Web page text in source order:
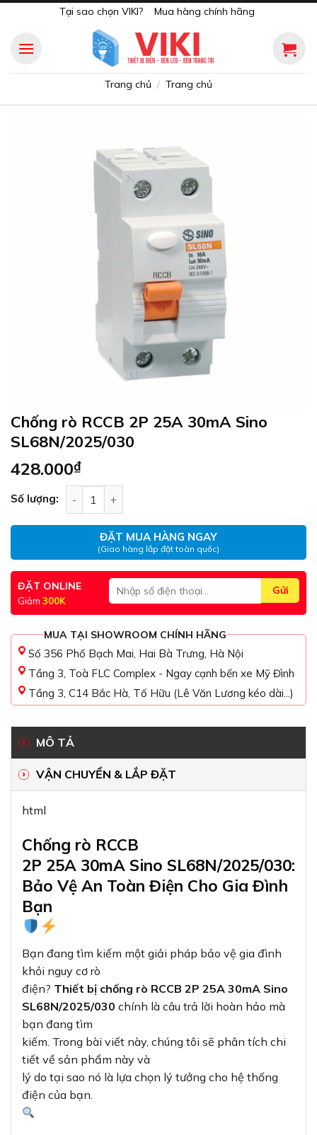
content
Tại sao chọn VIKI? Mua hàng chính hãng
Trang chủ / Trang chủ
Chống rò RCCB 2P 25A 30mA Sino
SL68N/2025/030
428.000₫
Số lượng:
ĐẶT MUA HÀNG NGAY
(Giao hàng lắp đặt toàn quốc)
ĐẶT ONLINE
Giảm 300K
MUA TẠI SHOWROOM CHÍNH HÃNG
Số 356 Phố Bạch Mai, Hai Bà Trưng, Hà Nội
Tầng 3, Toà FLC Complex - Ngay cạnh bến xe Mỹ Đình
Tầng 3, C14 Bắc Hà, Tố Hữu (Lê Văn Lương kéo dài...)
MÔ TẢ
VẬN CHUYỂN & LẮP ĐẶT
html
Chống rò RCCB
2P 25A 30mA Sino SL68N/2025/030:
Bảo Vệ An Toàn Điện Cho Gia Đình
Bạn
Bạn đang tìm kiếm một giải pháp bảo vệ gia đình
khỏi nguy cơ rò
điện? Thiết bị chống rò RCCB 2P 25A 30mA Sino
SL68N/2025/030 chính là câu trả lời hoàn hảo mà
bạn đang tìm
kiếm. Trong bài viết này, chúng tôi sẽ phân tích chi
tiết về sản phẩm này và
lý do tại sao nó là lựa chọn lý tưởng cho hệ thống
điện của bạn.